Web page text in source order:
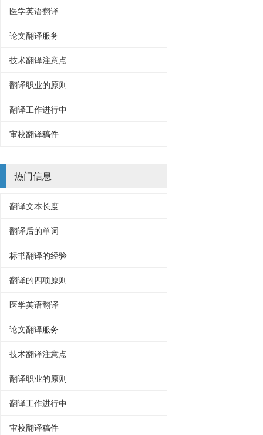
医学英语翻译
论文翻译服务
技术翻译注意点
翻译职业的原则
翻译工作进行中
审校翻译稿件
热门信息
翻译文本长度
翻译后的单词
标书翻译的经验
翻译的四项原则
医学英语翻译
论文翻译服务
技术翻译注意点
翻译职业的原则
翻译工作进行中
审校翻译稿件